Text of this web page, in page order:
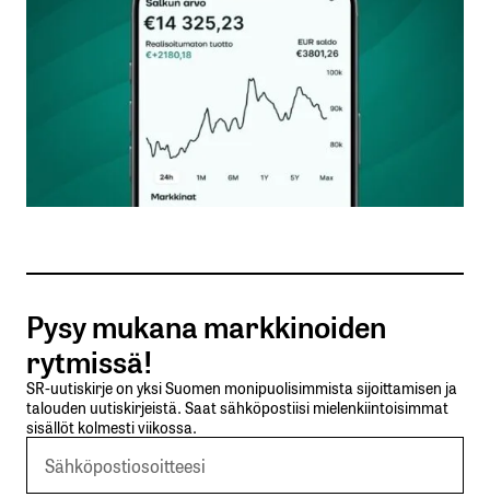
Nimesi tai nimimerkkisi
Sähköpostiosoitteesi
Tilaa SalkunRakentajan uutiskirje
Lähetä kommentti
Pysy mukana markkinoiden
rytmissä!
SR-uutiskirje on yksi Suomen monipuolisimmista sijoittamisen ja
talouden uutiskirjeistä. Saat sähköpostiisi mielenkiintoisimmat
sisällöt kolmesti viikossa.